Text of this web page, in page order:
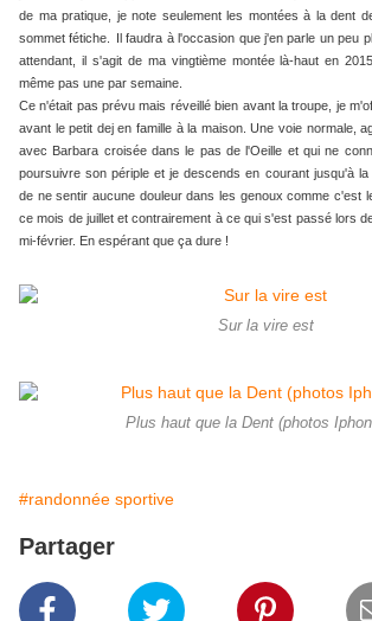
de ma pratique, je note seulement les montées à la dent
sommet fétiche.
Il faudra à l'occasion que j'en parle un peu
attendant, il s'agit de ma vingtième montée là-haut en
même pas une par semaine.
Ce n'était pas prévu mais réveillé bien avant la troupe, je
avant le petit dej en famille à la maison. Une voie normale,
avec Barbara croisée dans le pas de l'Oeille et qui ne
poursuivre son périple et je descends en courant jusqu'à
de ne sentir aucune douleur dans les genoux comme c'est
ce mois de juillet et contrairement à ce qui s'est passé lors
mi-février. En espérant que ça dure !
Sur la vire est
Plus haut que la Dent (photos
#randonnée sportive
Partager